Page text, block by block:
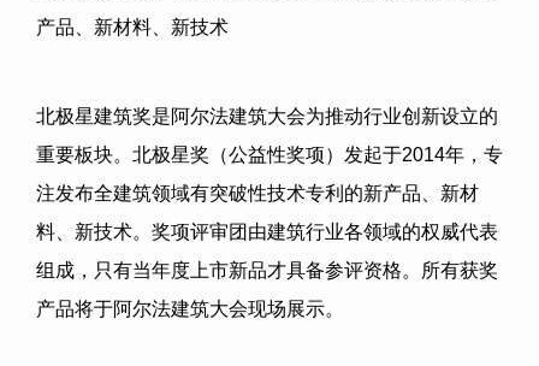
产品、新材料、新技术
北极星建筑奖是阿尔法建筑大会为推动行业创新设立的
重要板块。 北极星奖 （公益性奖项）发起于2014年，专
注发布全建筑领域有突破性技术专利的新产品、新材
料、新技术。奖项评审团由建筑行业各领域的权威代表
组成，只有当年度上市新品才具备参评资格。所有获奖
产品将于阿尔法建筑大会现场展示。